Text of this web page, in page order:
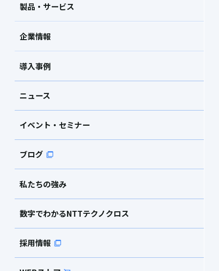
製品・サービス
企業情報
導入事例
ニュース
イベント・セミナー
ブログ
私たちの強み
数字でわかるNTTテクノクロス
採用情報